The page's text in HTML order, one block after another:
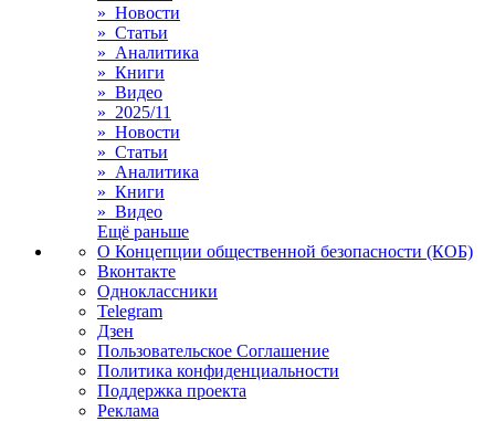
» Новости
» Статьи
» Аналитика
» Книги
» Видео
» 2025/11
» Новости
» Статьи
» Аналитика
» Книги
» Видео
Ещё раньше
О Концепции общественной безопасности (КОБ)
Вконтакте
Одноклассники
Telegram
Дзен
Пользовательское Соглашение
Политика конфиденциальности
Поддержка проекта
Реклама